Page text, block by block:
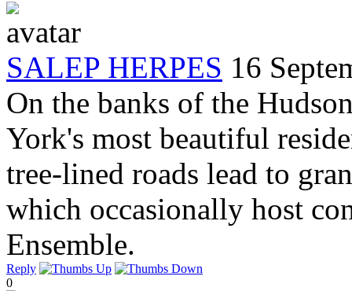
SALEP HERPES 16
On the banks of the
York's most beautiful
tree-lined roads lead to
which occasionally host
Ensemble.
Reply
0